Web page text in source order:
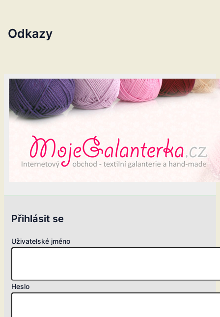
Odkazy
Přihlásit se
Uživatelské jméno
Heslo